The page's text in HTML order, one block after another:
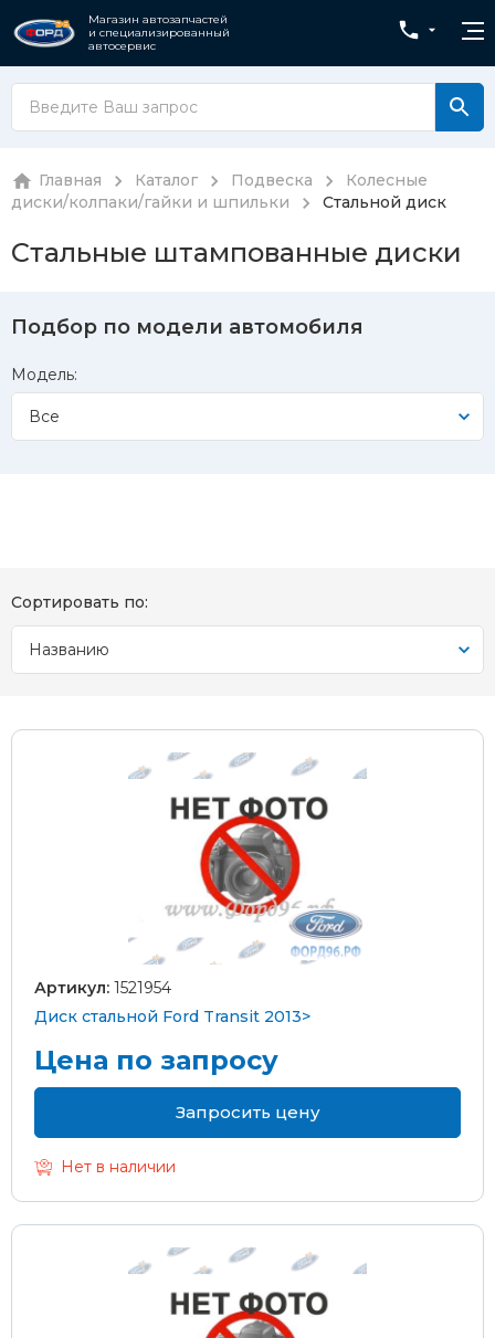
Магазин автозапчастей
и специализированный
автосервис
Главная Каталог Подвеска
Колесные
диски/колпаки/гайки и шпильки
Стальной диск
Стальные штампованные диски
Подбор по модели автомобиля
Модель:
Все
Сортировать по:
Названию
Артикул: 1521954
Диск стальной Ford Transit 2013>
Цена по запросу
Запросить цену
Нет в наличии